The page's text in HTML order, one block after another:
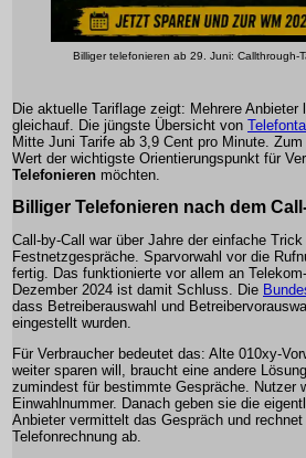
Billiger telefonieren ab 29. Juni: Callthrough-
Die aktuelle Tariflage zeigt: Mehrere
gleichauf. Die jüngste Übersicht von
Mitte Juni Tarife ab 3,9 Cent pro Minute.
Wert der wichtigste Orientierungspunkt für
Telefonieren möchten.
Billiger Telefonieren nach dem
Call-by-Call war über Jahre der einfache
Festnetzgespräche. Sparvorwahl vor die
fertig. Das funktionierte vor allem an
Dezember 2024 ist damit Schluss. Die
dass Betreiberauswahl und
eingestellt wurden.
Für Verbraucher bedeutet das: Alte 010xy-
weiter sparen will, braucht eine andere
zumindest für bestimmte Gespräche. Nutzer
Einwahlnummer. Danach geben sie die
Anbieter vermittelt das Gespräch und
Telefonrechnung ab.